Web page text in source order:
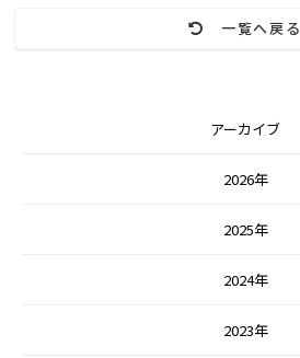
一覧へ戻る
アーカイブ
2026年
2025年
2024年
2023年